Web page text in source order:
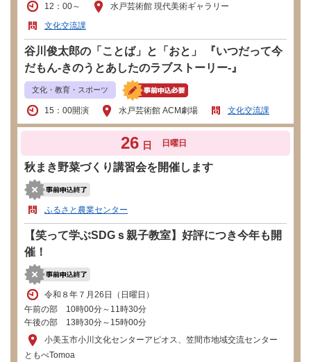
12：00～
水戸芸術館 現代美術ギャラリー
文化交流課
谷川俊太郎の「ことば」と「おと」 『いつだって今
だもん-きのうとあしたのラブストーリー-』
文化・教育・スポーツ
15：00開演 水戸芸術館 ACM劇場 文化交流課
26 日 日曜日
秋まき野菜づくり講習会を開催します
ふるさと農業センター
【笑って学ぶSDGｓ親子教室】好評につき今年も開
催！
令和８年７月26日（日曜日）
午前の部 10時00分～11時30分
午後の部 13時30分～15時00分
小美玉市小川文化センターアピオス、笠間市地域交流センター
ともべTomoa